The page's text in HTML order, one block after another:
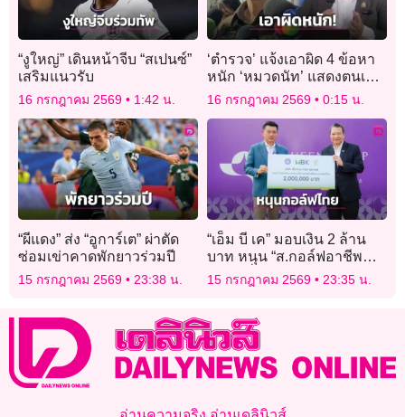
“งูใหญ่” เดินหน้าจีบ “สเปนซ์”
เสริมแนวรับ
16 กรกฎาคม 2569 1:42 น.
‘ตำรวจ’ แจ้งเอาผิด 4 ข้อหา
หนัก ‘หมวดนัท’ แสดงตนเป็น
เจ้าพนักงาน-ใช้วิทยุ-ไขข่าว
ลือ-เสื้อเกราะ
16 กรกฎาคม 2569 0:15 น.
“ผีแดง” ส่ง “อูการ์เต” ผ่าตัด
ซ่อมเข่าคาดพักยาวร่วมปี
15 กรกฎาคม 2569 23:38 น.
“เอ็ม บี เค” มอบเงิน 2 ล้าน
บาท หนุน “ส.กอล์ฟอาชีพ
ไทย” เพื่อร่วมพัฒนาวงการ
กอล์ฟไทย
15 กรกฎาคม 2569 23:35 น.